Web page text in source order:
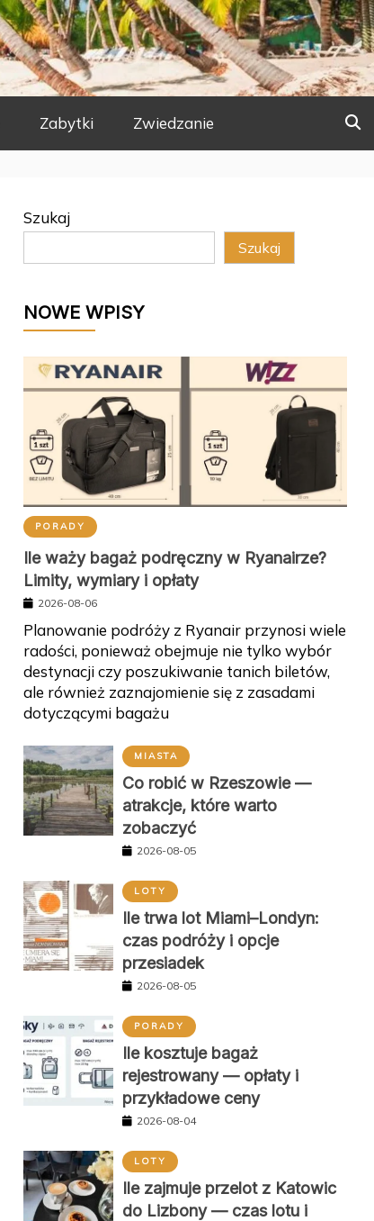
Zabytki Zwiedzanie
Szukaj
Szukaj
NOWE WPISY
PORADY
Ile waży bagaż podręczny w Ryanairze?
Limity, wymiary i opłaty
2026-08-06
Planowanie podróży z Ryanair przynosi wiele
radości, ponieważ obejmuje nie tylko wybór
destynacji czy poszukiwanie tanich biletów,
ale również zaznajomienie się z zasadami
dotyczącymi bagażu
MIASTA
Co robić w Rzeszowie —
atrakcje, które warto
zobaczyć
2026-08-05
LOTY
Ile trwa lot Miami–Londyn:
czas podróży i opcje
przesiadek
2026-08-05
PORADY
Ile kosztuje bagaż
rejestrowany — opłaty i
przykładowe ceny
2026-08-04
LOTY
Ile zajmuje przelot z Katowic
do Lizbony — czas lotu i